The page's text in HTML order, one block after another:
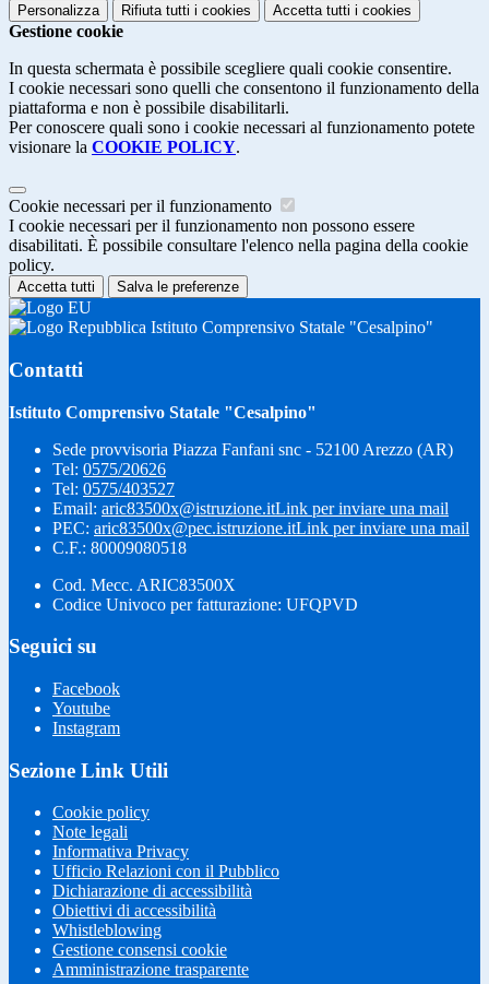
Personalizza Rifiuta tutti i cookies Accetta tutti i cookies
Gestione cookie
In questa schermata è possibile scegliere quali cookie consentire.
I cookie necessari sono quelli che consentono il funzionamento della
piattaforma e non è possibile disabilitarli.
Per conoscere quali sono i cookie necessari al funzionamento potete
visionare la COOKIE POLICY.
Cookie necessari per il funzionamento
I cookie necessari per il funzionamento non possono essere
disabilitati. È possibile consultare l'elenco nella pagina della cookie
policy.
Accetta tutti Salva le preferenze
Istituto Comprensivo Statale "Cesalpino"
Contatti
Istituto Comprensivo Statale "Cesalpino"
Sede provvisoria Piazza Fanfani snc - 52100 Arezzo (AR)
Tel: 0575/20626
Tel: 0575/403527
Email: aric83500x@istruzione.itLink per inviare una mail
PEC: aric83500x@pec.istruzione.itLink per inviare una mail
C.F.: 80009080518
Cod. Mecc. ARIC83500X
Codice Univoco per fatturazione: UFQPVD
Seguici su
Facebook
Youtube
Instagram
Sezione Link Utili
Cookie policy
Note legali
Informativa Privacy
Ufficio Relazioni con il Pubblico
Dichiarazione di accessibilità
Obiettivi di accessibilità
Whistleblowing
Gestione consensi cookie
Amministrazione trasparente